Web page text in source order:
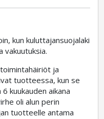
kun kuluttajansuojalaki
vakuutuksia.
ja
tuotteessa, kun se
kuukauden aikana
oli alun perin
tuotteelle antama